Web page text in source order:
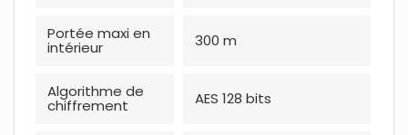
Portée maxi en
intérieur 300 m
Algorithme de
chiffrement AES 128 bits